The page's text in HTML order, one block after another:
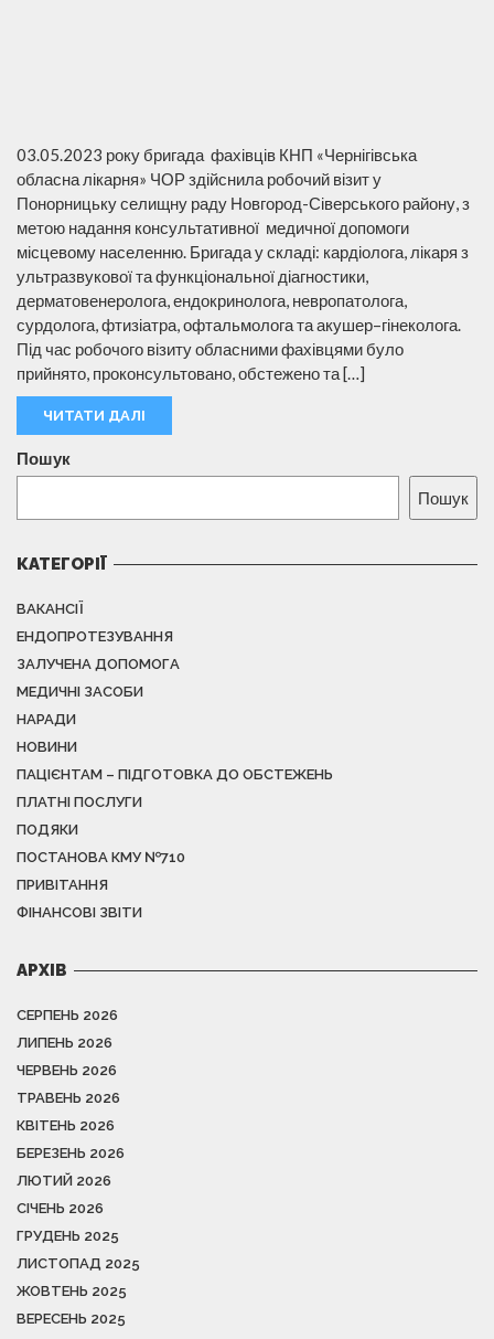
03.05.2023 року бригада фахівців КНП «Чернігівська
обласна лікарня» ЧОР здійснила робочий візит у
Понорницьку селищну раду Новгород-Сіверського району, з
метою надання консультативної медичної допомоги
місцевому населенню. Бригада у складі: кардіолога, лікаря з
ультразвукової та функціональної діагностики,
дерматовенеролога, ендокринолога, невропатолога,
сурдолога, фтизіатра, офтальмолога та акушер–гінеколога.
Під час робочого візиту обласними фахівцями було
прийнято, проконсультовано, обстежено та […]
ЧИТАТИ ДАЛІ
Пошук
Пошук
КАТЕГОРІЇ
ВАКАНСІЇ
ЕНДОПРОТЕЗУВАННЯ
ЗАЛУЧЕНА ДОПОМОГА
МЕДИЧНІ ЗАСОБИ
НАРАДИ
НОВИНИ
ПАЦІЄНТАМ – ПІДГОТОВКА ДО ОБСТЕЖЕНЬ
ПЛАТНІ ПОСЛУГИ
ПОДЯКИ
ПОСТАНОВА КМУ №710
ПРИВІТАННЯ
ФІНАНСОВІ ЗВІТИ
АРХІВ
СЕРПЕНЬ 2026
ЛИПЕНЬ 2026
ЧЕРВЕНЬ 2026
ТРАВЕНЬ 2026
КВІТЕНЬ 2026
БЕРЕЗЕНЬ 2026
ЛЮТИЙ 2026
СІЧЕНЬ 2026
ГРУДЕНЬ 2025
ЛИСТОПАД 2025
ЖОВТЕНЬ 2025
ВЕРЕСЕНЬ 2025